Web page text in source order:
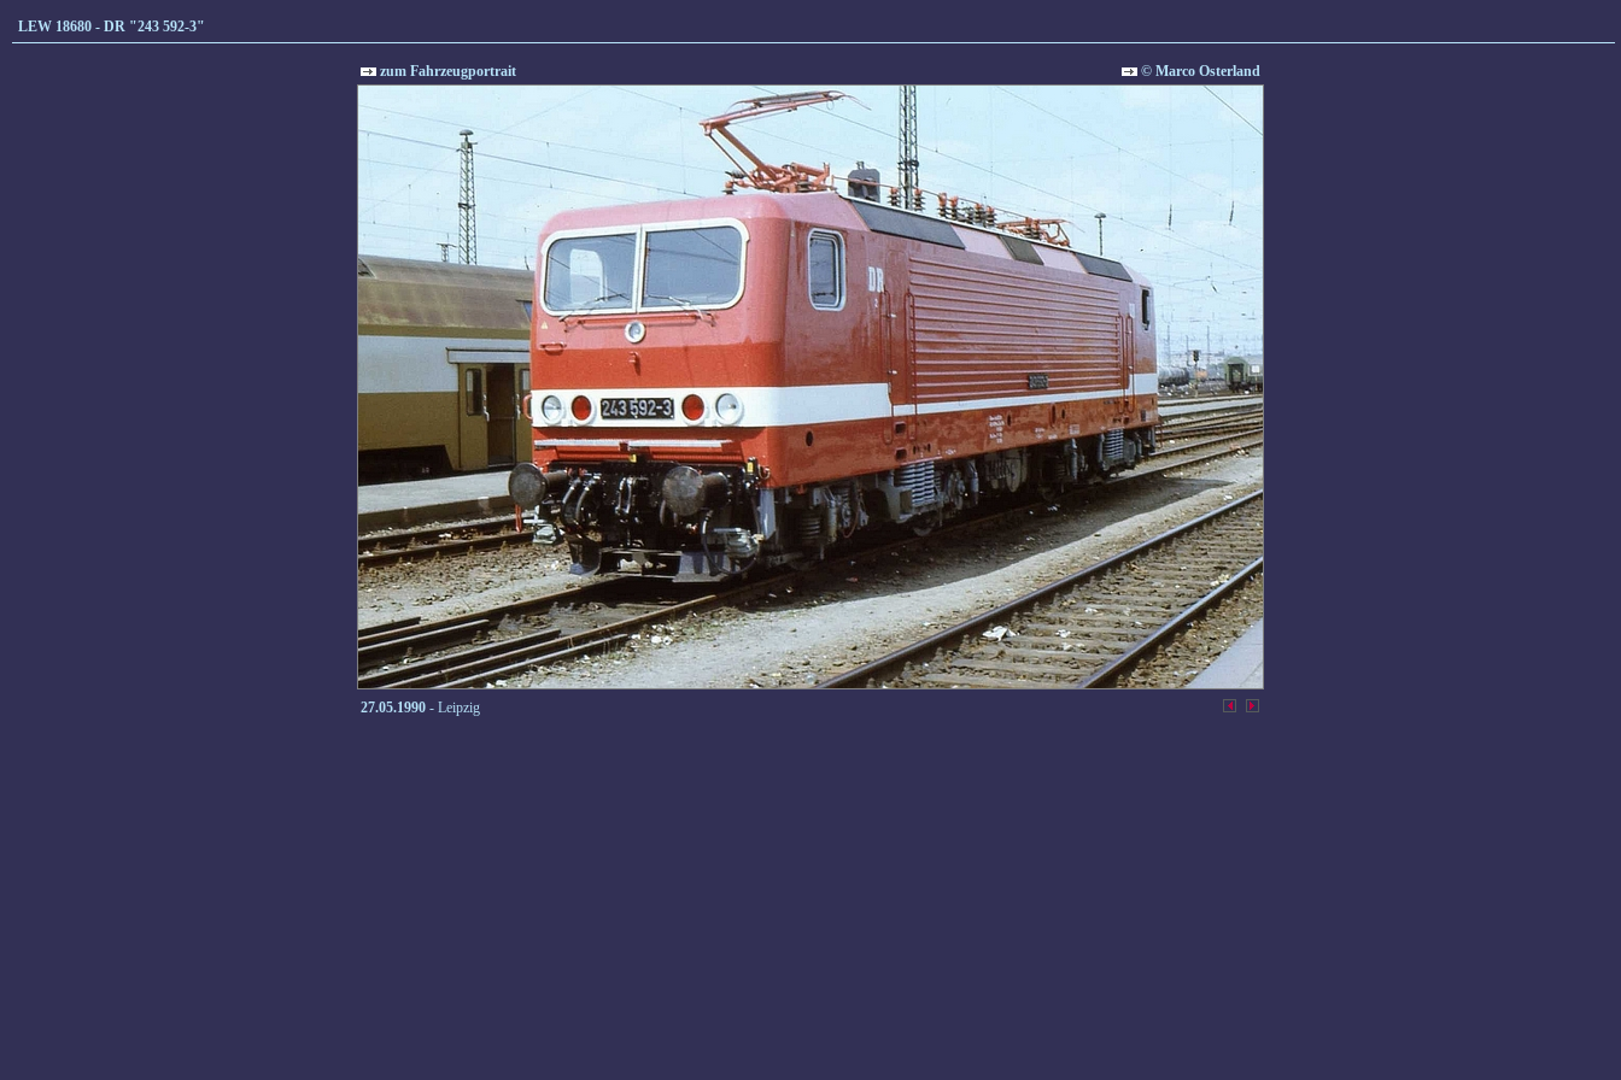
LEW 18680 - DR "243 592-3"
zum Fahrzeugportrait © Marco Osterland
27.05.1990 - Leipzig